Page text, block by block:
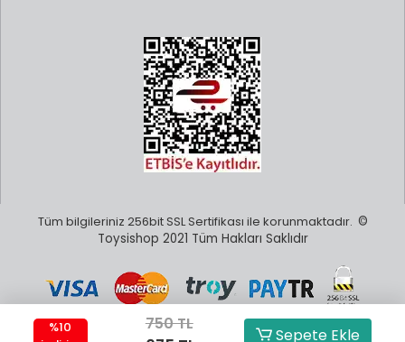
%10
750 TL
Sepete Ekle
Tüm bilgileriniz 256bit SSL Sertifikası ile korunmaktadır. ©
Toysishop 2021 Tüm Hakları Saklıdır